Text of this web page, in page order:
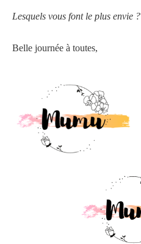
Lesquels vous font le plus envie ?
Belle journée à toutes,